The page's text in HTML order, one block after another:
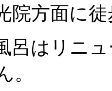
院方面に
呂はリニ
。